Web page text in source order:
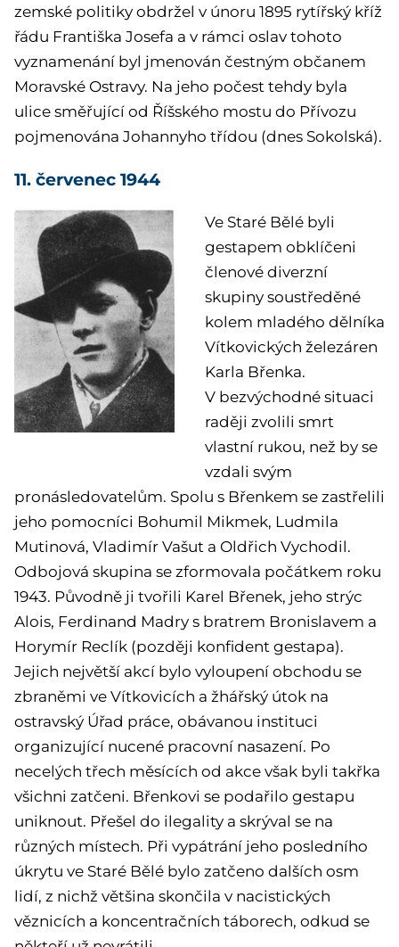
zemské politiky obdržel v únoru 1895 rytířský kříž
řádu Františka Josefa a v rámci oslav tohoto
vyznamenání byl jmenován čestným občanem
Moravské Ostravy. Na jeho počest tehdy byla
ulice směřující od Říšského mostu do Přívozu
pojmenována Johannyho třídou (dnes Sokolská).
11. červenec 1944
Ve Staré Bělé byli
gestapem obklíčeni
členové diverzní
skupiny soustředěné
kolem mladého dělníka
Vítkovických železáren
Karla Břenka.
V bezvýchodné situaci
raději zvolili smrt
vlastní rukou, než by se
vzdali svým
pronásledovatelům. Spolu s Břenkem se zastřelili
jeho pomocníci Bohumil Mikmek, Ludmila
Mutinová, Vladimír Vašut a Oldřich Vychodil.
Odbojová skupina se zformovala počátkem roku
1943. Původně ji tvořili Karel Břenek, jeho strýc
Alois, Ferdinand Madry s bratrem Bronislavem a
Horymír Reclík (později konfident gestapa).
Jejich největší akcí bylo vyloupení obchodu se
zbraněmi ve Vítkovicích a žhářský útok na
ostravský Úřad práce, obávanou instituci
organizující nucené pracovní nasazení. Po
necelých třech měsících od akce však byli takřka
všichni zatčeni. Břenkovi se podařilo gestapu
uniknout. Přešel do ilegality a skrýval se na
různých místech. Při vypátrání jeho posledního
úkrytu ve Staré Bělé bylo zatčeno dalších osm
lidí, z nichž většina skončila v nacistických
věznicích a koncentračních táborech, odkud se